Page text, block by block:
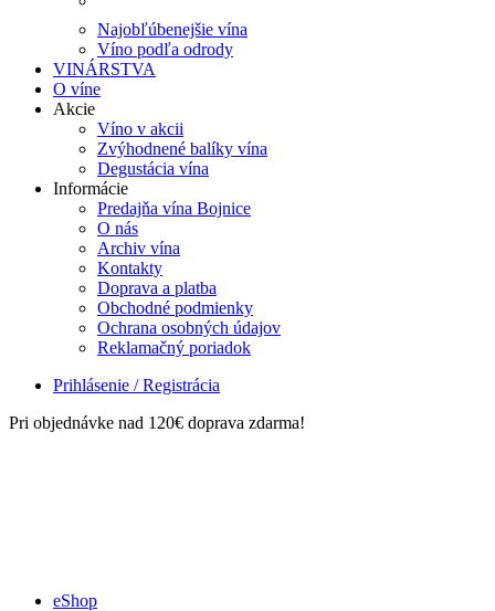
Najobľúbenejšie vína
Víno podľa odrody
VINÁRSTVA
O víne
Akcie
Víno v akcii
Zvýhodnené balíky vína
Degustácia vína
Informácie
Predajňa vína Bojnice
O nás
Archiv vína
Kontakty
Doprava a platba
Obchodné podmienky
Ochrana osobných údajov
Reklamačný poriadok
Prihlásenie / Registrácia
Pri objednávke nad 120€ doprava zdarma!
eShop